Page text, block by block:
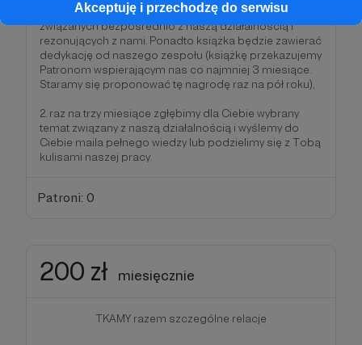
Akceptuję i przechodzę do serwisu
1. książkę, którą wybierzesz spośród propozycji
związanych bezpośrednio z naszą działalnością i
rezonujących z nami. Ponadto książka będzie zawierać
dedykację od naszego zespołu (książkę przekazujemy
Patronom wspierającym nas co najmniej 3 miesiące.
Staramy się proponować tę nagrodę raz na pół roku),
2. raz na trzy miesiące zgłębimy dla Ciebie wybrany
temat związany z naszą działalnością i wyślemy do
Ciebie maila pełnego wiedzy lub podzielimy się z Tobą
kulisami naszej pracy.
Patroni: 0
200 zł miesięcznie
TKAMY razem szczególne relacje